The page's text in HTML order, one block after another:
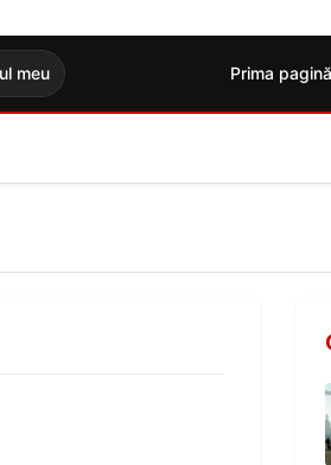
meu Prima pagină